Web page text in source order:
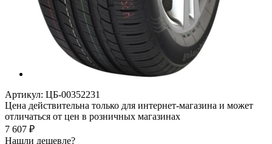
Артикул: ЦБ-00352231
Цена действительна только для интернет-магазина и может
отличаться от цен в розничных магазинах
7 607 ₽
Нашли дешевле?